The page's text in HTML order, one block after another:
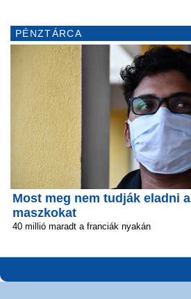
PÉNZTÁRCA
Most meg nem tudják eladni a
maszkokat
40 millió maradt a franciák nyakán